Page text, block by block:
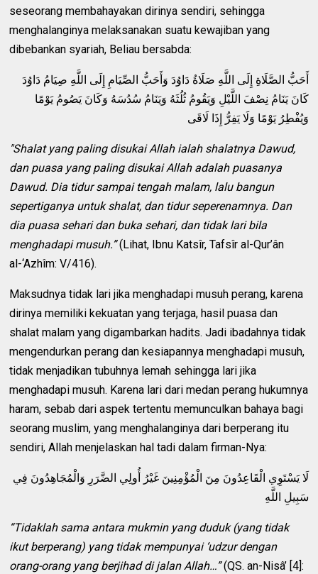
seseorang membahayakan dirinya sendiri, sehingga
menghalanginya melaksanakan suatu kewajiban yang
dibebankan syariah, Beliau bersabda:
أَحَبُّ الصَّلَاةِ إِلَى اللَّهِ صَلَاةُ دَاوُدَ وَأَحَبُّ الصِّيَامِ إِلَى اللَّهِ صِيَامُ دَاوُدَ
كَانَ يَنَامُ نِصْفَ اللَّيْلِ وَيَقُومُ ثُلُثَهُ وَيَنَامُ سُدُسَهُ وَكَانَ يَصُومُ يَوْمًا
وَيُفْطِرُ يَوْمًا وَلَا يَفِرُّ إِذَا لَاقَى
"Shalat yang paling disukai Allah ialah shalatnya Dawud,
dan puasa yang paling disukai Allah adalah puasanya
Dawud. Dia tidur sampai tengah malam, lalu bangun
sepertiganya untuk shalat, dan tidur seperenamnya. Dan
dia puasa sehari dan buka sehari, dan tidak lari bila
menghadapi musuh.”(Lihat, Ibnu Katsîr, Tafsîr al-Qur’ân
al-‘Azhîm: V/416).
Maksudnya tidak lari jika menghadapi musuh perang, karena
dirinya memiliki kekuatan yang terjaga, hasil puasa dan
shalat malam yang digambarkan hadits. Jadi ibadahnya tidak
mengendurkan perang dan kesiapannya menghadapi musuh,
tidak menjadikan tubuhnya lemah sehingga lari jika
menghadapi musuh. Karena lari dari medan perang hukumnya
haram, sebab dari aspek tertentu memunculkan bahaya bagi
seorang muslim, yang menghalanginya dari berperang itu
sendiri, Allah menjelaskan hal tadi dalam firman-Nya:
لَا يَسْتَوِي الْقَاعِدُونَ مِنَ الْمُؤْمِنِينَ غَيْرُ أُولِي الضَّرَرِ وَالْمُجَاهِدُونَ فِي
سَبِيلِ اللَّهِ
“Tidaklah sama antara mukmin yang duduk (yang tidak
ikut berperang) yang tidak mempunyai ‘udzur dengan
orang-orang yang berjihad di jalan Allah…”(QS. an-Nisâ’ [4]: